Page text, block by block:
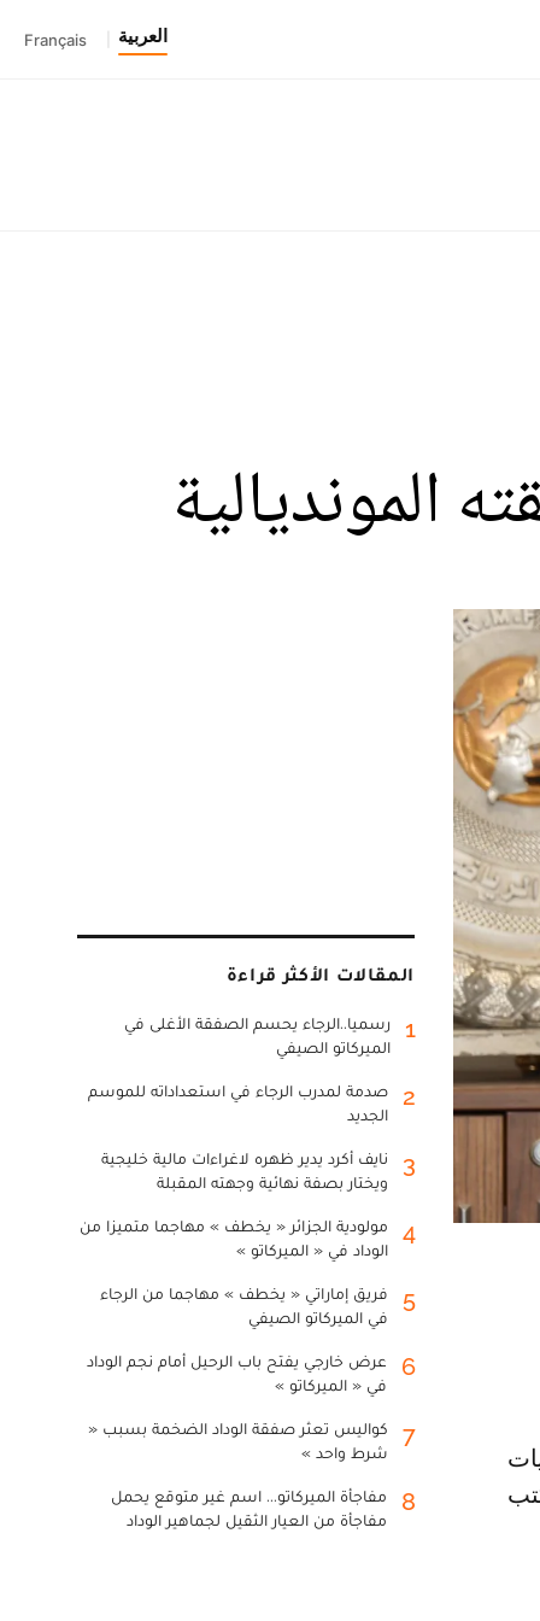
العربية Français
المونديالية
المقالات الأكثر قراءة
1
رسميا..الرجاء يحسم الصفقة الأغلى في
الميركاتو الصيفي
2
صدمة لمدرب الرجاء في استعداداته للموسم
الجديد
3
نايف أكرد يدير ظهره لاغراءات مالية خليجية
ويختار بصفة نهائية وجهته المقبلة
4
مولودية الجزائر « يخطف » مهاجما متميزا من
الوداد في « الميركاتو »
5
فريق إماراتي « يخطف » مهاجما من الرجاء
في الميركاتو الصيفي
6
عرض خارجي يفتح باب الرحيل أمام نجم الوداد
في « الميركاتو »
7
كواليس تعثر صفقة الوداد الضخمة بسبب «
شرط واحد »
8
مفاجأة الميركاتو... اسم غير متوقع يحمل
مفاجأة من العيار الثقيل لجماهير الوداد